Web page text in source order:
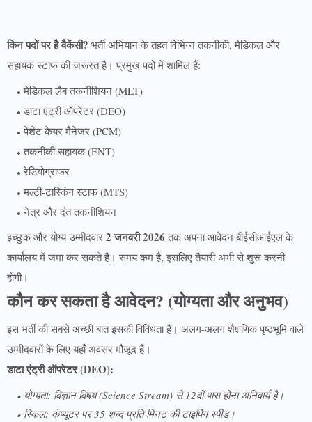
किन पदों पर है वैकेंसी? भर्ती अभियान के तहत विभिन्न तकनीकी, मेडिकल और
सहायक स्टाफ की जरूरत है। प्रमुख पदों में शामिल हैं:
मेडिकल लैब तकनीशियन (MLT)
डाटा एंट्री ऑपरेटर (DEO)
पेशेंट केयर मैनेजर (PCM)
तकनीकी सहायक (ENT)
रेडियोग्राफर
मल्टी-टास्किंग स्टाफ (MTS)
नेत्र और दंत तकनीशियन
इच्छुक और योग्य उम्मीदवार 2 जनवरी 2026 तक अपना आवेदन बीईसीआईएल के
कार्यालय में जमा कर सकते हैं। समय कम है, इसलिए तैयारी अभी से शुरू करनी
होगी।
कौन कर सकता है आवेदन? (योग्यता और अनुभव)
इस भर्ती की सबसे अच्छी बात इसकी विविधता है। अलग-अलग शैक्षणिक पृष्ठभूमि वाले
उम्मीदवारों के लिए यहाँ अवसर मौजूद हैं।
डाटा एंट्री ऑपरेटर (DEO):
योग्यता: विज्ञान विषय (Science Stream) से 12वीं पास होना अनिवार्य है।
स्किल: कंप्यूटर पर 35 शब्द प्रति मिनट की टाइपिंग स्पीड।